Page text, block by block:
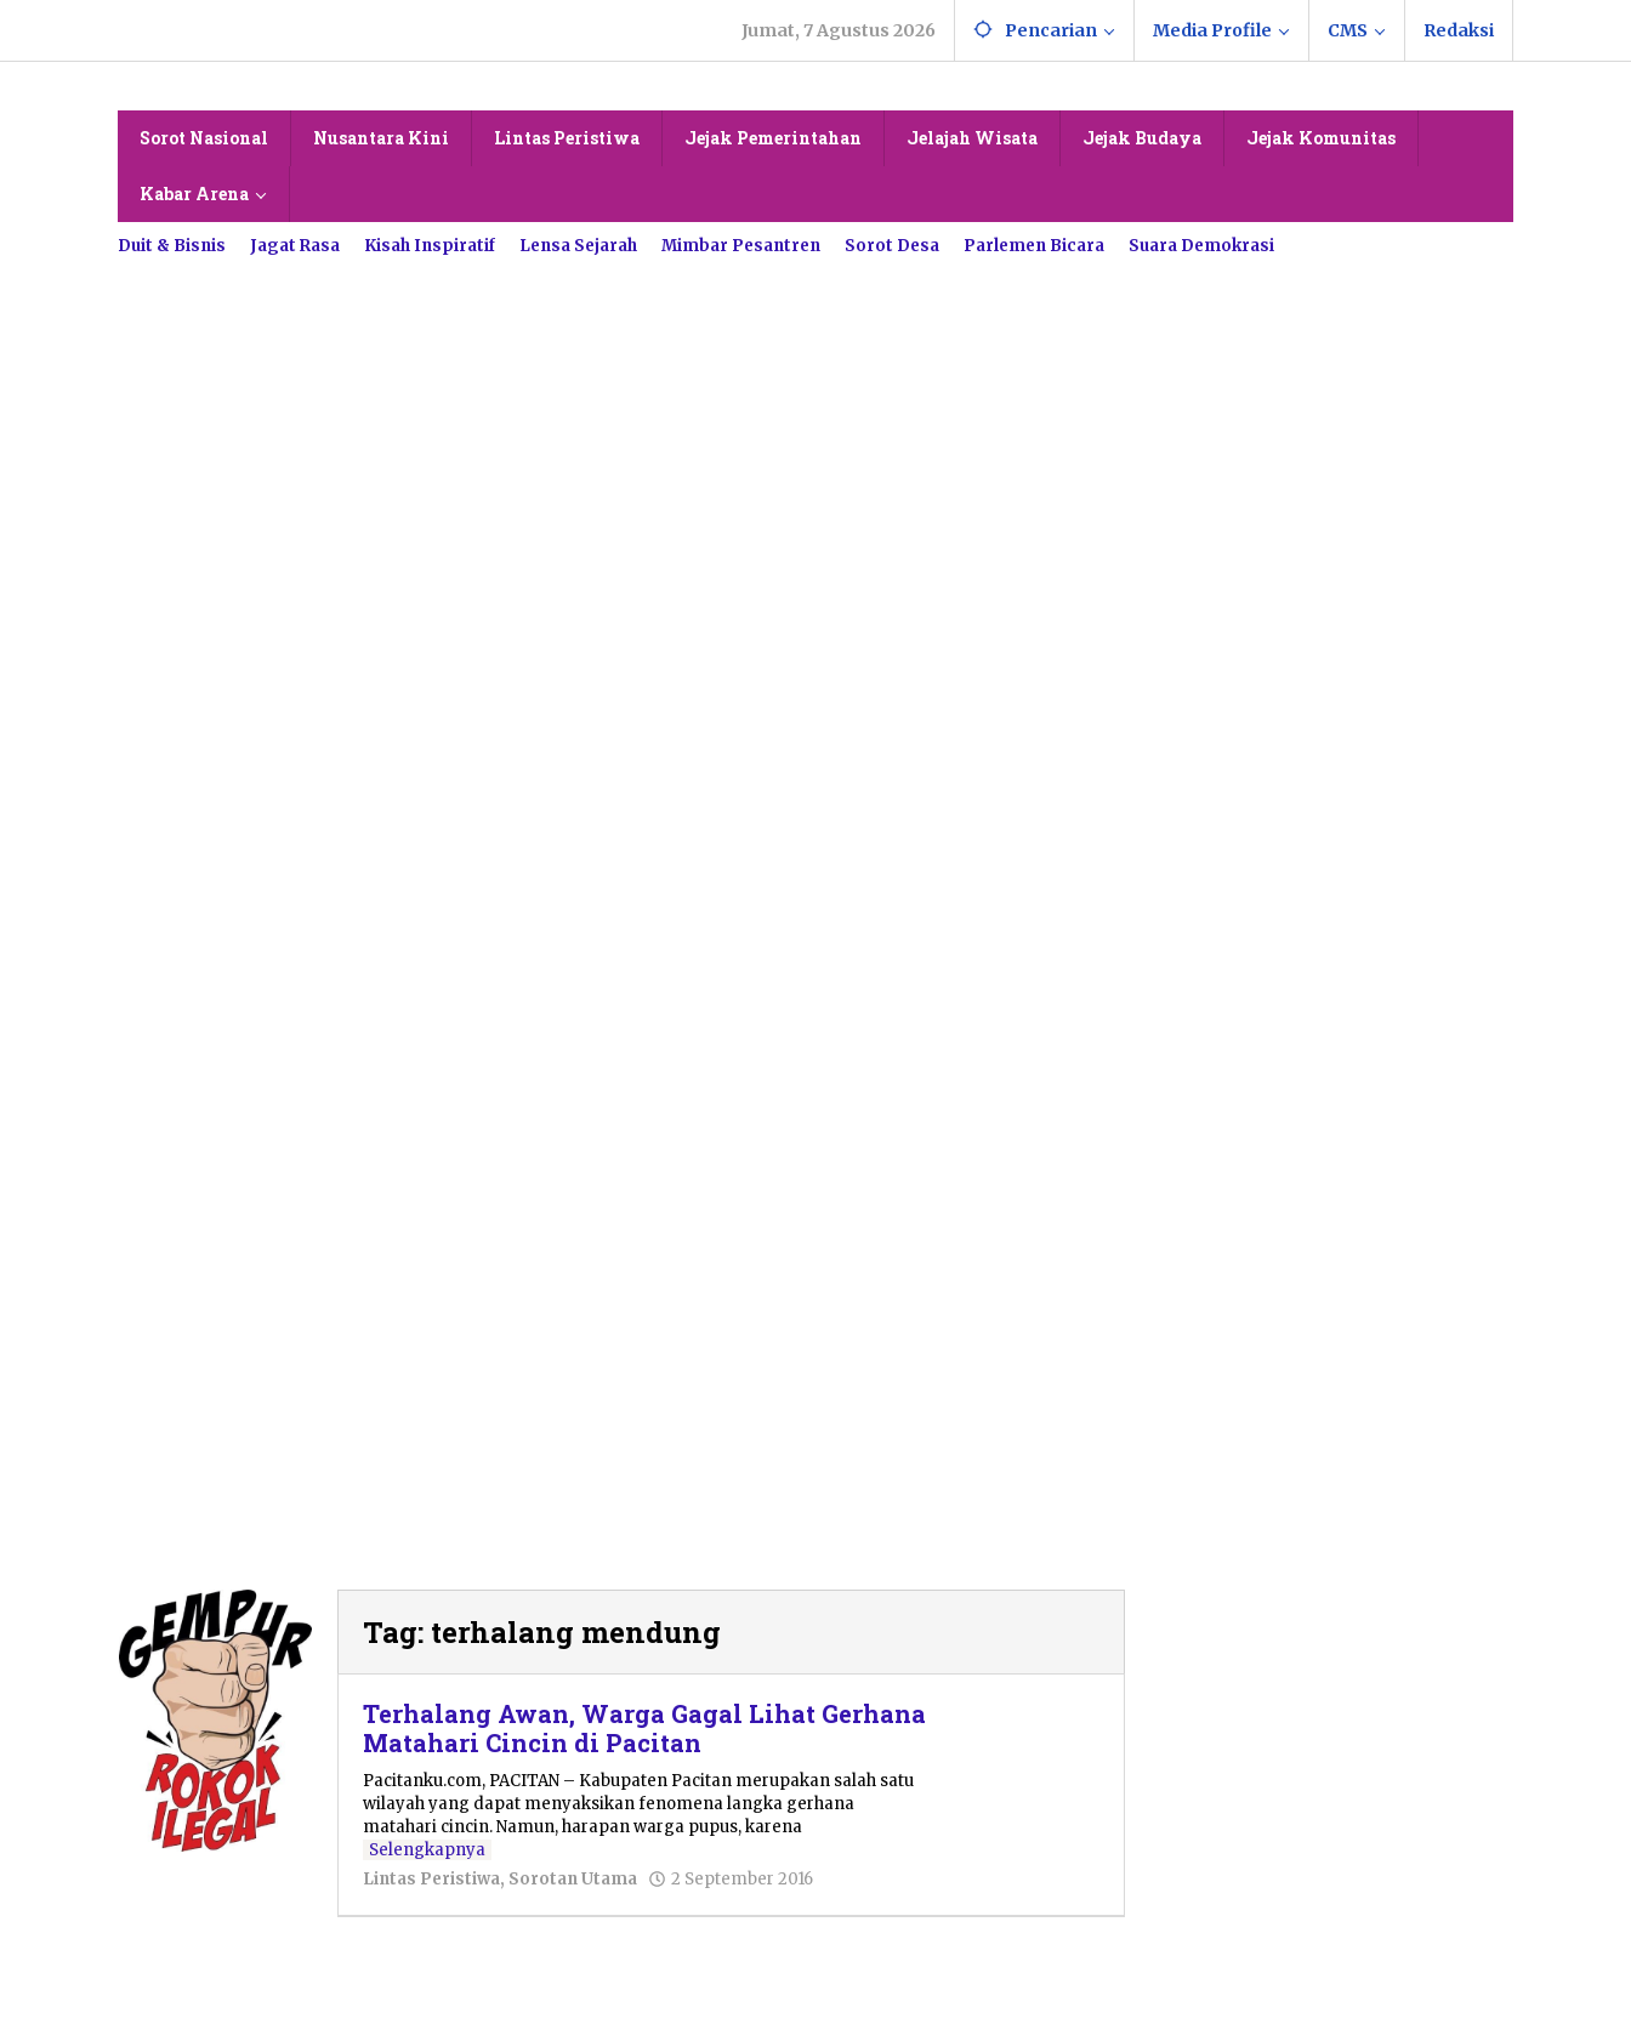
konten
Jumat, 7 Agustus 2026 Pencarian Media Profile CMS Redaksi
Sorot Nasional Nusantara Kini Lintas Peristiwa Jejak Pemerintahan Jelajah Wisata Jejak Budaya Jejak Komunitas
Kabar Arena
Duit & Bisnis Jagat Rasa Kisah Inspiratif Lensa Sejarah Mimbar Pesantren Sorot Desa Parlemen Bicara Suara Demokrasi
Tag: terhalang mendung
Terhalang Awan, Warga Gagal Lihat Gerhana
Matahari Cincin di Pacitan
Pacitanku.com, PACITAN – Kabupaten Pacitan merupakan salah satu
wilayah yang dapat menyaksikan fenomena langka gerhana
matahari cincin. Namun, harapan warga pupus, karena
Selengkapnya
Lintas Peristiwa, Sorotan Utama 2 September 2016